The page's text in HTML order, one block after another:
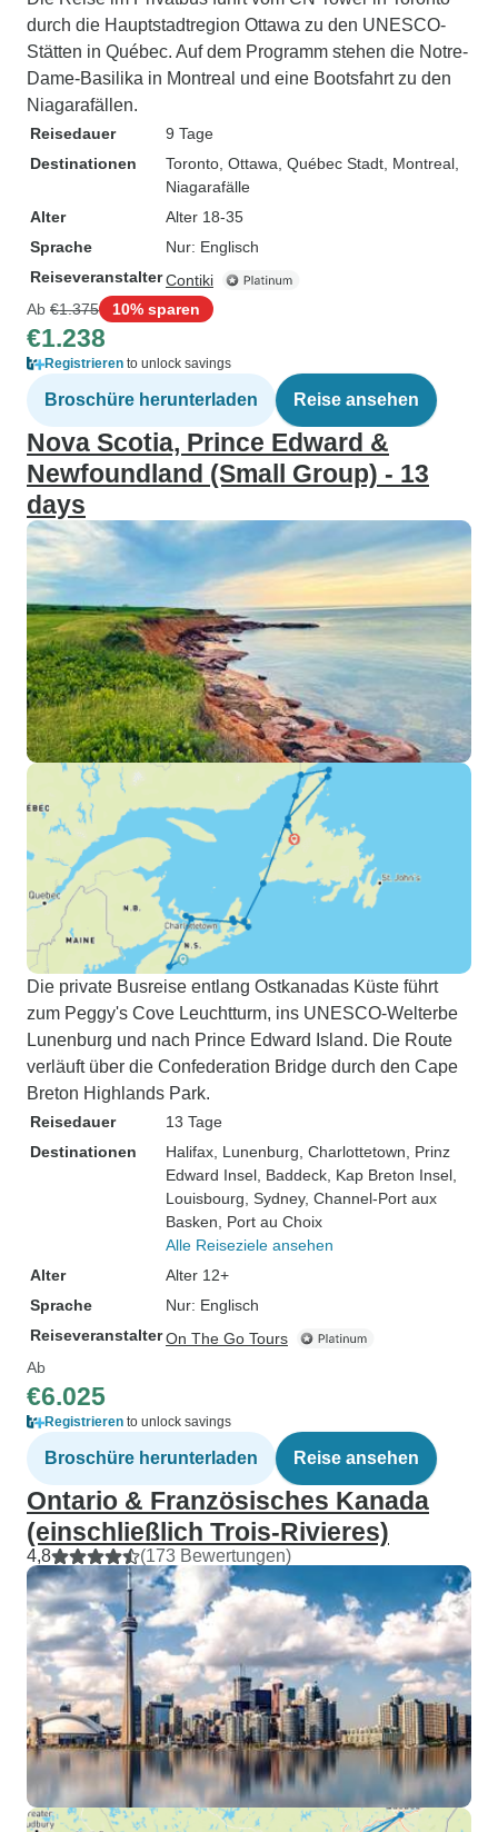
durch die Hauptstadtregion Ottawa zu den UNESCO-
Stätten in Québec. Auf dem Programm stehen die Notre-
Dame-Basilika in Montreal und eine Bootsfahrt zu den
Niagarafällen.
Reisedauer
9 Tage
Destinationen
Toronto , Ottawa , Québec Stadt , Montreal
Niagarafälle
Alter
Alter 18-35
Sprache
Nur: Englisch
ReiseveranstalterContiki
Ab €1.375 10% sparen
€1.238
Registrieren to unlock savings
Broschüre herunterladen Reise ansehen
Nova Scotia, Prince Edward &
Newfoundland (Small Group) - 13
days
Die private Busreise entlang Ostkanadas Küste führt
zum Peggy's Cove Leuchtturm, ins UNESCO-Welterbe
Lunenburg und nach Prince Edward Island. Die Route
verläuft über die Confederation Bridge durch den Cape
Breton Highlands Park.
Reisedauer
13 Tage
Destinationen
Halifax , Lunenburg , Charlottetown , Prinz
Edward Insel , Baddeck , Kap Breton Insel
Louisbourg , Sydney, Channel-Port aux
Basken , Port au Choix
Alle Reiseziele ansehen
Alter
Alter 12+
Sprache
Nur: Englisch
ReiseveranstalterOn The Go Tours
Ab
€6.025
Registrieren to unlock savings
Broschüre herunterladen Reise ansehen
Ontario & Französisches Kanada
(einschließlich Trois-Rivieres)
4,8 (173 Bewertungen)